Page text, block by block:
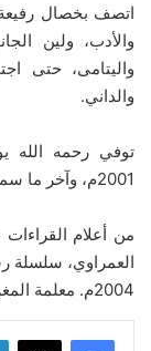
اتصف بخصال
والأدب، ولين
واليتامى، حتى
والداني.
2001م، وآخر ما سمع منه: «وبالحق أنزلناه وبالحق نزل»
من أعلام
2004م. معلمة المغرب:(20/6857-6858)